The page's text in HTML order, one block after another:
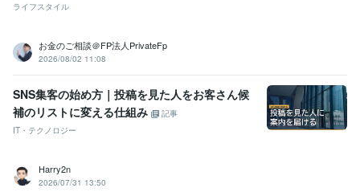
ライフスタイル
お金のご相談＠FP法人PrivateFp
2026/08/02 11:08
SNS集客の始め方｜投稿を見た人をお客さん候
補のリストに変える仕組み
記事
IT・テクノロジー
Harry2n
2026/07/31 13:50